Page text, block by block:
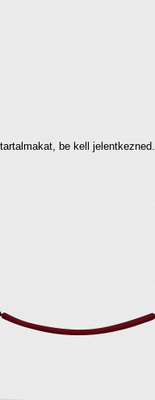
be kell jelentkezned.